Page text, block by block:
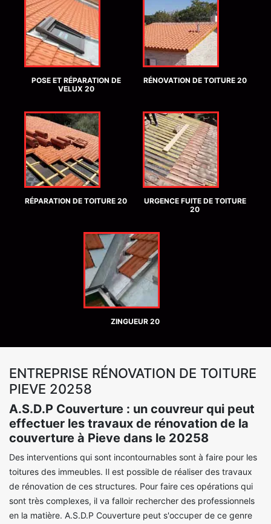
POSE ET RÉPARATION DE
VELUX 20
RÉNOVATION DE TOITURE 20
RÉPARATION DE TOITURE 20
URGENCE FUITE DE TOITURE
20
ZINGUEUR 20
ENTREPRISE RÉNOVATION DE TOITURE
PIEVE 20258
A.S.D.P Couverture : un couvreur qui peut
effectuer les travaux de rénovation de la
couverture à Pieve dans le 20258
Des interventions qui sont incontournables sont à faire pour les
toitures des immeubles. Il est possible de réaliser des travaux
de rénovation de ces structures. Pour faire ces opérations qui
sont très complexes, il va falloir rechercher des professionnels
en la matière. A.S.D.P Couverture peut s'occuper de ce genre